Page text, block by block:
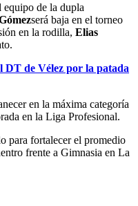
equipo de la dupla
será baja en el torneo
en la rodilla, Elias
DT de Vélez por la patada
en la máxima categoría
en la Liga Profesional.
para fortalecer el promedio
frente a Gimnasia en La